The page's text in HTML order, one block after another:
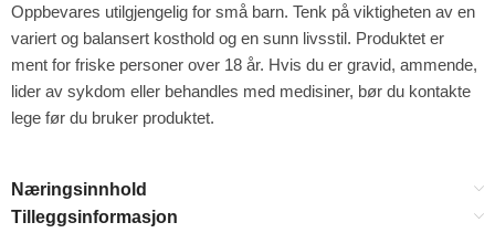
Oppbevares utilgjengelig for små barn. Tenk på viktigheten av en
variert og balansert kosthold og en sunn livsstil. Produktet er
ment for friske personer over 18 år. Hvis du er gravid, ammende,
lider av sykdom eller behandles med medisiner, bør du kontakte
lege før du bruker produktet.
Næringsinnhold
Tilleggsinformasjon